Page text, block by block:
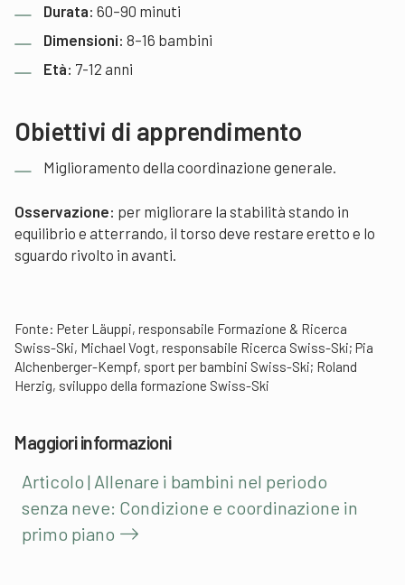
Durata: 60–90 minuti
Dimensioni: 8–16 bambini
Età: 7-12 anni
Obiettivi di apprendimento
Miglioramento della coordinazione generale.
Osservazione: per migliorare la stabilità stando in
equilibrio e atterrando, il torso deve restare eretto e lo
sguardo rivolto in avanti.
Fonte: Peter Läuppi, responsabile Formazione & Ricerca
Swiss-Ski, Michael Vogt, responsabile Ricerca Swiss-Ski; Pia
Alchenberger-Kempf, sport per bambini Swiss-Ski; Roland
Herzig, sviluppo della formazione Swiss-Ski
Maggiori informazioni
Articolo | Allenare i bambini nel periodo
senza neve: Condizione e coordinazione in
primo piano